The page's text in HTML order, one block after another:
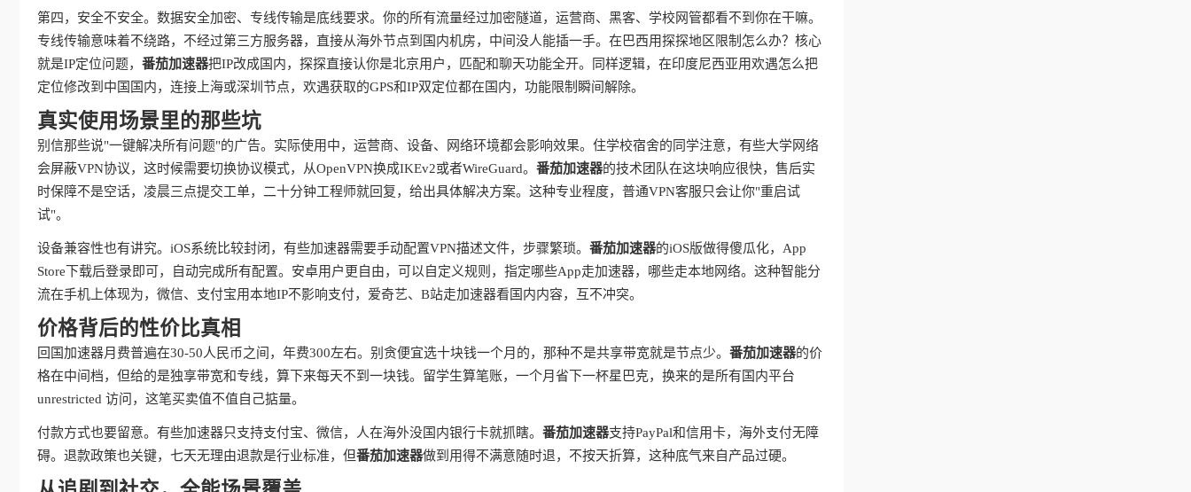
第四，安全不安全。数据安全加密、专线传输是底线要求。你的所有流量经过加密隧道，运营商、黑客、学校网管都看不到你在干嘛。
专线传输意味着不绕路，不经过第三方服务器，直接从海外节点到国内机房，中间没人能插一手。在巴西用探探地区限制怎么办？核心
就是IP定位问题， 番茄加速器把IP改成国内，探探直接认你是北京用户，匹配和聊天功能全开。同样逻辑，在印度尼西亚用欢遇怎么把
定位修改到中国国内，连接上海或深圳节点，欢遇获取的GPS和IP双定位都在国内，功能限制瞬间解除。
真实使用场景里的那些坑
别信那些说"一键解决所有问题"的广告。实际使用中，运营商、设备、网络环境都会影响效果。住学校宿舍的同学注意，有些大学网络
会屏蔽VPN协议，这时候需要切换协议模式，从OpenVPN换成IKEv2或者WireGuard。 番茄加速器的技术团队在这块响应很快，售后实
时保障不是空话，凌晨三点提交工单，二十分钟工程师就回复，给出具体解决方案。这种专业程度，普通VPN客服只会让你"重启试
试"。
设备兼容性也有讲究。iOS系统比较封闭，有些加速器需要手动配置VPN描述文件，步骤繁琐。 番茄加速器的iOS版做得傻瓜化，App
Store下载后登录即可，自动完成所有配置。安卓用户更自由，可以自定义规则，指定哪些App走加速器，哪些走本地网络。这种智能分
流在手机上体现为，微信、支付宝用本地IP不影响支付，爱奇艺、B站走加速器看国内内容，互不冲突。
价格背后的性价比真相
回国加速器月费普遍在30-50人民币之间，年费300左右。别贪便宜选十块钱一个月的，那种不是共享带宽就是节点少。 番茄加速器的价
格在中间档，但给的是独享带宽和专线，算下来每天不到一块钱。留学生算笔账，一个月省下一杯星巴克，换来的是所有国内平台
unrestricted 访问，这笔买卖值不值自己掂量。
付款方式也要留意。有些加速器只支持支付宝、微信，人在海外没国内银行卡就抓瞎。 番茄加速器支持PayPal和信用卡，海外支付无障
碍。退款政策也关键，七天无理由退款是行业标准，但番茄加速器做到用得不满意随时退，不按天折算，这种底气来自产品过硬。